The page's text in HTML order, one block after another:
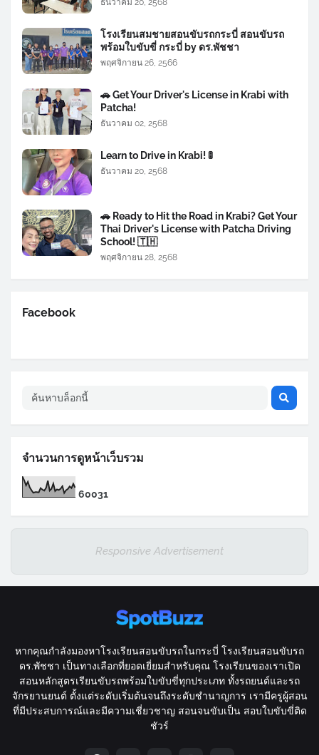
ธันวาคม 20, 2568
โรงเรียนสมชายสอนขับรถกระบี่ สอนขับรถ
พร้อมใบขับขี่ กระบี่ by ดร.พัชชา
พฤศจิกายน 26, 2566
🚗 Get Your Driver's License in Krabi with
Patcha!
ธันวาคม 02, 2568
Learn to Drive in Krabi! 🚦
ธันวาคม 20, 2568
🚗 Ready to Hit the Road in Krabi? Get Your
Thai Driver's License with Patcha Driving
School! 🇹🇭
พฤศจิกายน 28, 2568
Facebook
จำนวนการดูหน้าเว็บรวม
60031
Responsive Advertisement
หากคุณกำลังมองหาโรงเรียนสอนขับรถในกระบี่ โรงเรียนสอนขับรถ
ดร.พัชชา เป็นทางเลือกที่ยอดเยี่ยมสำหรับคุณ โรงเรียนของเราเปิด
สอนหลักสูตรเรียนขับรถพร้อมใบขับขี่ทุกประเภท ทั้งรถยนต์และรถ
จักรยานยนต์ ตั้งแต่ระดับเริ่มต้นจนถึงระดับชำนาญการ เรามีครูผู้สอน
ที่มีประสบการณ์และมีความเชี่ยวชาญ สอนจนขับเป็น สอบใบขับขี่ติด
ชัวร์